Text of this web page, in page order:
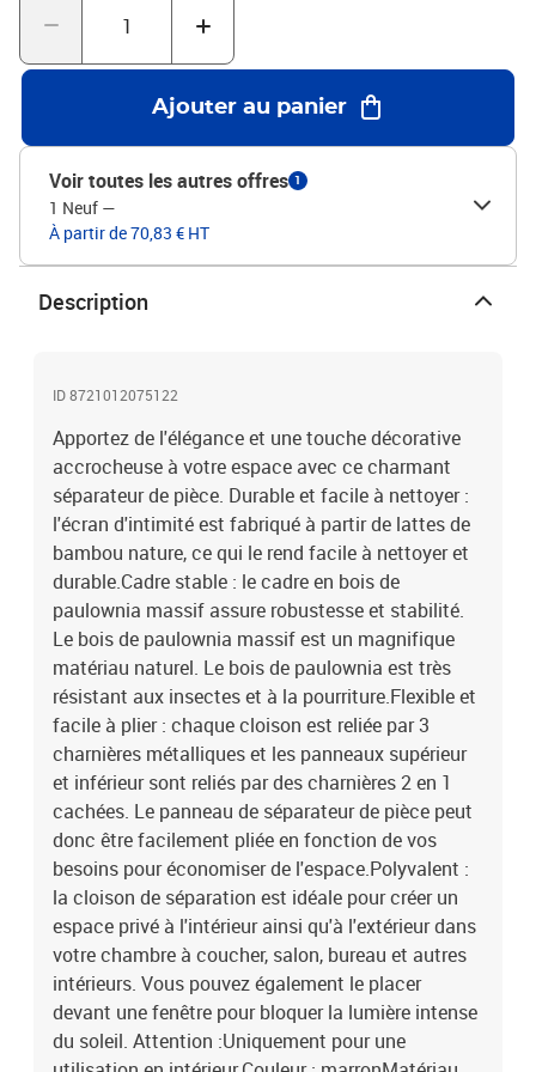
l'extérieur dans votre chambre à coucher, salon, bureau et autres
pour bloquer la lumière intense du soleil. Attention :Uniquement
pour une utilisation en intérieur.Couleur : marronMatériau du
cadre : bois de paulownia massifMatériau intérieur :
bambouDimensions lorsqu'il est déplié : 105-110 x 220 cm (l x
H)Taille du panneau (chacun) : 40 x 220 cm (l x H)Épaisseur : 16
mmNombre de panneaux : 3Uniquement pour une utilisation en
intérieurAssemblage requis : oui
Ajouter au panier
Voir toutes les autres offres 1
1 Neuf —
À partir de 70,83 € HT
Description
ID 8721012075122
Apportez de l'élégance et une touche décorative
accrocheuse à votre espace avec ce charmant
séparateur de pièce. Durable et facile à nettoyer :
l'écran d'intimité est fabriqué à partir de lattes de
bambou nature, ce qui le rend facile à nettoyer et
durable.Cadre stable : le cadre en bois de
paulownia massif assure robustesse et stabilité.
Le bois de paulownia massif est un magnifique
matériau naturel. Le bois de paulownia est très
résistant aux insectes et à la pourriture.Flexible et
facile à plier : chaque cloison est reliée par 3
charnières métalliques et les panneaux supérieur
et inférieur sont reliés par des charnières 2 en 1
cachées. Le panneau de séparateur de pièce peut
donc être facilement pliée en fonction de vos
besoins pour économiser de l'espace.Polyvalent :
la cloison de séparation est idéale pour créer un
espace privé à l'intérieur ainsi qu'à l'extérieur dans
votre chambre à coucher, salon, bureau et autres
intérieurs. Vous pouvez également le placer
devant une fenêtre pour bloquer la lumière intense
du soleil. Attention :Uniquement pour une